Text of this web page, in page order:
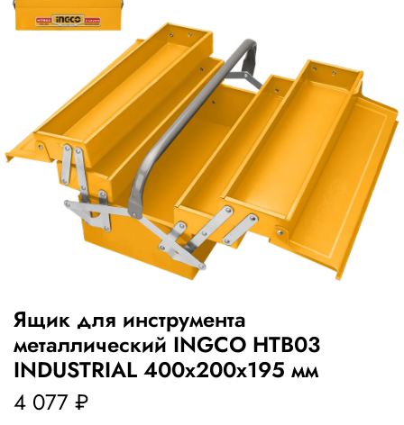
Ящик для инструмента
металлический INGCO HTB03
INDUSTRIAL 400x200x195 мм
4 077 ₽